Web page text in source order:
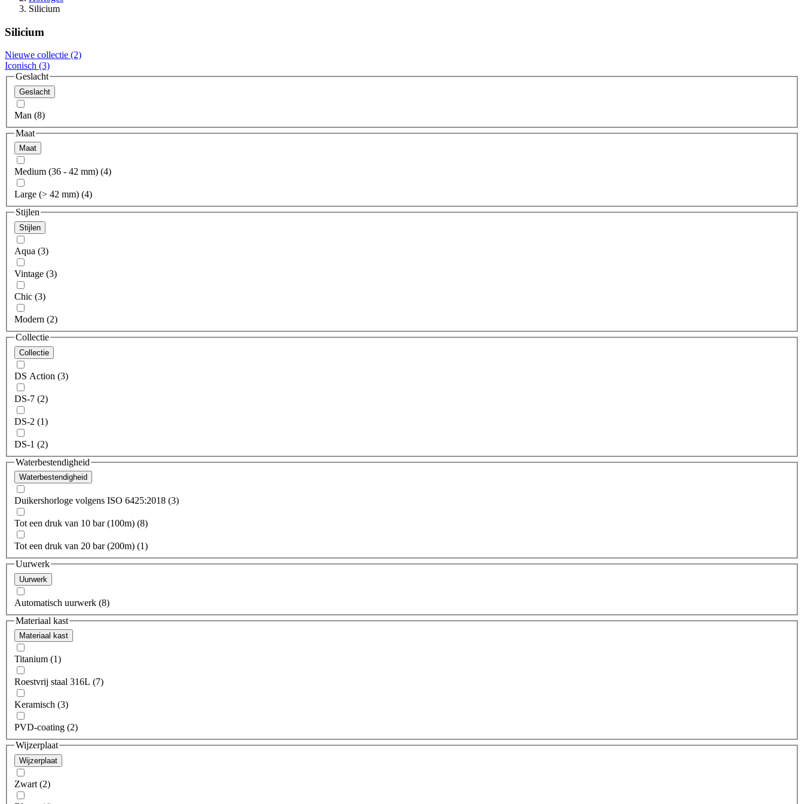
Silicium
Silicium
Nieuwe collectie (2)
Iconisch (3)
Geslacht
Geslacht
Man (8)
Maat
Maat
Medium (36 - 42 mm) (4)
Large (> 42 mm) (4)
Stijlen
Stijlen
Aqua (3)
Vintage (3)
Chic (3)
Modern (2)
Collectie
Collectie
DS Action (3)
DS-7 (2)
DS-2 (1)
DS-1 (2)
Waterbestendigheid
Waterbestendigheid
Duikershorloge volgens ISO 6425:2018 (3)
Tot een druk van 10 bar (100m) (8)
Tot een druk van 20 bar (200m) (1)
Uurwerk
Uurwerk
Automatisch uurwerk (8)
Materiaal kast
Materiaal kast
Titanium (1)
Roestvrij staal 316L (7)
Keramisch (3)
PVD-coating (2)
Wijzerplaat
Wijzerplaat
Zwart (2)